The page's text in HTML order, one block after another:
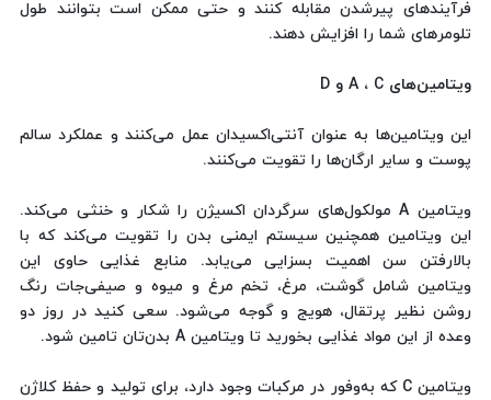
فرآیندهای پیرشدن مقابله کنند و حتی ممکن است بتوانند طول
تلومرهای شما را افزایش دهند.
ویتامین‌های A ، C و D
این ویتامین‌ها به عنوان آنتی‌اکسیدان عمل می‌کنند و عملکرد سالم
پوست و سایر ارگان‌ها را تقویت ‌می‌کنند.
ویتامین A مولکول‌های سرگردان اکسیژن را شکار و خنثی می‌کند.
این ویتامین همچنین سیستم ایمنی بدن را تقویت می‌کند که با
بالارفتن سن اهمیت بسزایی می‌یابد. منابع غذایی حاوی این
ویتامین شامل گوشت، مرغ، تخم مرغ و میوه و صیفی‌جات رنگ
روشن نظیر پرتقال، هویج و گوجه می‌شود. سعی کنید در روز دو
وعده از این مواد غذایی بخورید تا ویتامین A بدن‌تان تامین شود.
ویتامین C که به‌وفور در مرکبات وجود دارد، برای تولید و حفظ کلاژن